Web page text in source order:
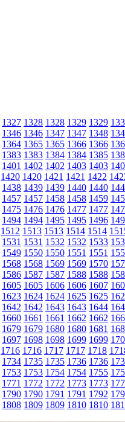
1327 1328 1328 1329 1329
1346 1346 1347 1347 1348
1364 1365 1365 1366 1366
1383 1383 1384 1384 1385
1401 1402 1402 1403 1403
1420 1420 1421 1421 1422
1438 1439 1439 1440 1440
1457 1457 1458 1458 1459
1475 1476 1476 1477 1477
1494 1494 1495 1495 1496
1512 1513 1513 1514 1514
1531 1531 1532 1532 1533
1549 1550 1550 1551 1551
1568 1568 1569 1569 1570
1586 1587 1587 1588 1588
1605 1605 1606 1606 1607
1623 1624 1624 1625 1625
1642 1642 1643 1643 1644
1660 1661 1661 1662 1662
1679 1679 1680 1680 1681
1697 1698 1698 1699 1699
1716 1716 1717 1717 1718
1734 1735 1735 1736 1736
1753 1753 1754 1754 1755
1771 1772 1772 1773 1773
1790 1790 1791 1791 1792
1808 1809 1809 1810 1810